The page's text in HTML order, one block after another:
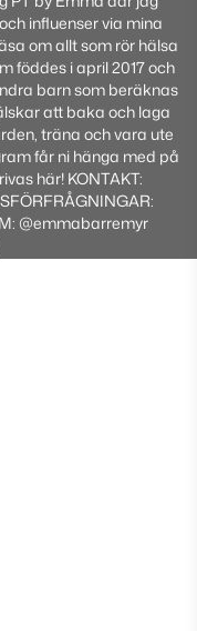
influenser via mina
om allt som rör hälsa
föddes i april 2017 och
barn som beräknas
att baka och laga
träna och vara ute
får ni hänga med på
här! KONTAKT:
@emmabarremyr